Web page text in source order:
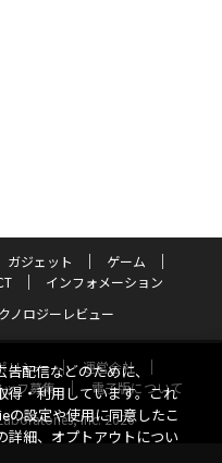
ガジェット
ゲーム
インフォメーション
ノロジーレビュー
リシー
運営会社
フ募集
電子版について
Inc. 2026
配信などのために、
得・利用しています。これ
の設定や使用に同意したこ
詳細、オプトアウトについ